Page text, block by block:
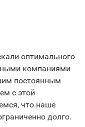
оптимального
компаниями
постоянным
с этой
что наше
долго.